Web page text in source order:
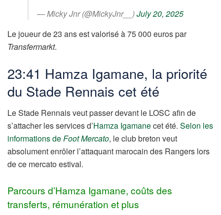
— Micky Jnr (@MickyJnr__)July 20, 2025
Le joueur de 23 ans est valorisé à 75 000 euros par
Transfermarkt.
23:41 Hamza Igamane, la priorité
du Stade Rennais cet été
Le Stade Rennais veut passer devant le LOSC afin de
s’attacher les services d’Hamza Igamanecet été. Selon les
informations deFoot Mercato, le club breton veut
absolument enrôler l’attaquant marocain des Rangers lors
de ce mercato estival.
Parcours d’Hamza Igamane, coûts des
transferts, rémunération et plus